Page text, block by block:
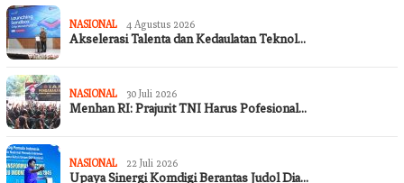
NASIONAL 4 Agustus 2026
Akselerasi Talenta dan Kedaulatan Teknol…
NASIONAL 30 Juli 2026
Menhan RI: Prajurit TNI Harus Pofesional…
NASIONAL 22 Juli 2026
Upaya Sinergi Komdigi Berantas Judol Dia…